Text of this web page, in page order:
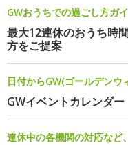
GWおうちでの過ごし方ガ
最大12連休のおうち時
方をご提案
日付からGW(ゴールデンウ
GWイベントカレンダー
連休中の各機関の対応など